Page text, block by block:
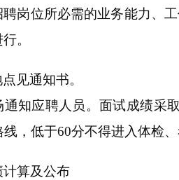
岗位所必需的业务能力、
。
见通知书。
通知应聘人员。面试成绩采
，低于60分不得进入体检、
算及公布